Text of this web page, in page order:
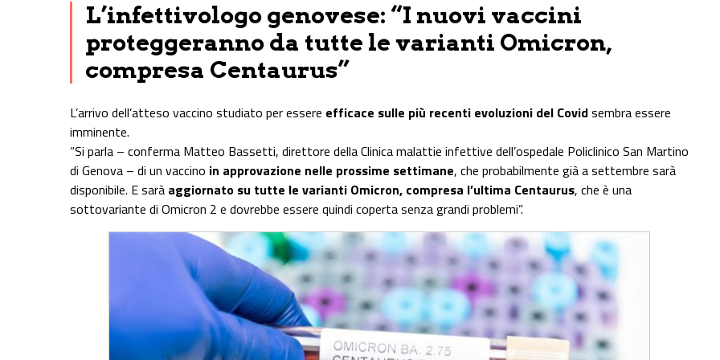
L’infettivologo genovese: “I nuovi vaccini
proteggeranno da tutte le varianti Omicron,
compresa Centaurus”
L’arrivo dell’atteso vaccino studiato per essere efficace sulle più recenti evoluzioni del Covidsembra essere
imminente.
“Si parla – conferma Matteo Bassetti, direttore della Clinica malattie infettive dell’ospedale Policlinico San Martino
di Genova – di un vaccino in approvazione nelle prossime settimane, che probabilmente già a settembre sarà
disponibile. E sarà aggiornato su tutte le varianti Omicron, compresa l’ultima Centaurus, che è una
sottovariante di Omicron 2 e dovrebbe essere quindi coperta senza grandi problemi”.